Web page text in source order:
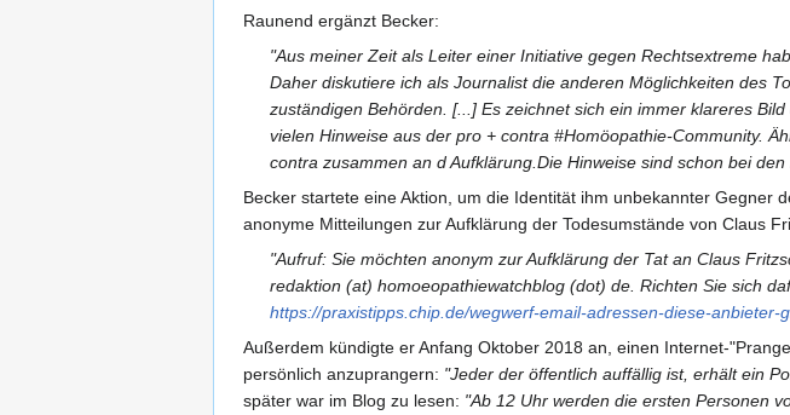
Raunend ergänzt Becker:
"Aus meiner Zeit als Leiter einer Initiative gegen Rechtsextreme
Daher diskutiere ich als Journalist die anderen Möglichkeiten des
zuständigen Behörden. [...] Es zeichnet sich ein immer klareres
vielen Hinweise aus der pro + contra #Homöopathie-Community.
contra zusammen an d Aufklärung.Die Hinweise sind schon bei
Becker startete eine Aktion, um die Identität ihm unbekannter Gegner
anonyme Mitteilungen zur Aufklärung der Todesumstände von Claus
"Aufruf: Sie möchten anonym zur Aufklärung der Tat an Claus
redaktion (at) homoeopathiewatchblog (dot) de. Richten Sie sich
https://praxistipps.chip.de/wegwerf-email-adressen-diese-anbieter-
Außerdem kündigte er Anfang Oktober 2018 an, einen Internet-
persönlich anzuprangern: "Jeder der öffentlich auffällig ist, erhält ein
später war im Blog zu lesen: "Ab 12 Uhr werden die ersten Personen